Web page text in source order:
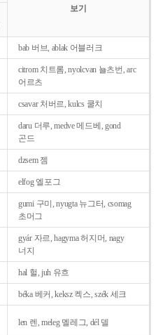
보기
bab 버브, ablak 어블러크
citrom 치트롬, nyolcvan 뇰츠번, arc
어르츠
csavar 처버르, kulcs 쿨치
daru 더루, medve 메드베, gond
곤드
dzsem 젬
elfog 엘포그
gumi 구미, nyugta 뉴그터, csomag
초머그
gyár 자르, hagyma 허지머, nagy
너지
hal 헐, juh 유흐
béka 베커, keksz 켁스, szék 세크
len 렌, meleg 멜레그, dél 델